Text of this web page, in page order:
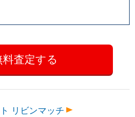
リビンマッチ